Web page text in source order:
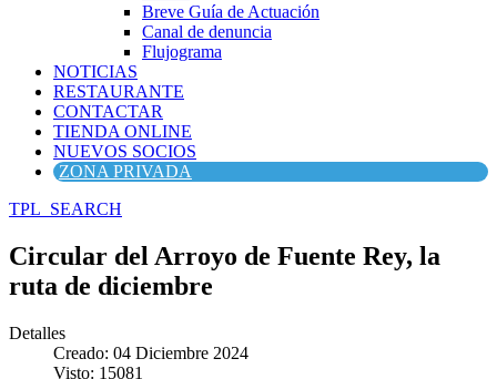
Breve Guía de Actuación
Canal de denuncia
Flujograma
NOTICIAS
RESTAURANTE
CONTACTAR
TIENDA ONLINE
NUEVOS SOCIOS
ZONA PRIVADA
TPL_SEARCH
Circular del Arroyo de Fuente Rey, la
ruta de diciembre
Detalles
Creado: 04 Diciembre 2024
Visto: 15081